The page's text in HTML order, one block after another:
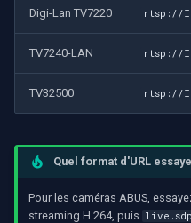
Digi-Lan TV7220 rtsp://
TV7240-LAN rtsp://
TV32500 rtsp://
Quel format d'URL
Pour les caméras ABUS,
streaming H.264, puis live.sdp